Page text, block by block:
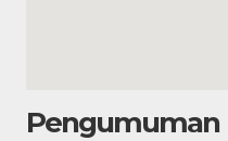
Pengumuman